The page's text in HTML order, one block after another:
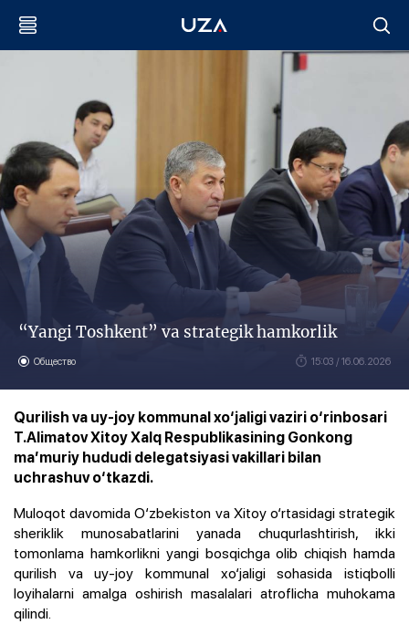
“Yangi Toshkent” va strategik hamkorlik
Общество 15:03 / 16.06.2026
Qurilish va uy-joy kommunal xo‘jaligi vaziri o‘rinbosari
T.Alimatov Xitoy Xalq Respublikasining Gonkong
ma’muriy hududi delegatsiyasi vakillari bilan
uchrashuv o‘tkazdi.
Muloqot davomida O‘zbekiston va Xitoy o‘rtasidagi strategik
sheriklik munosabatlarini yanada chuqurlashtirish, ikki
tomonlama hamkorlikni yangi bosqichga olib chiqish hamda
qurilish va uy-joy kommunal xo‘jaligi sohasida istiqbolli
loyihalarni amalga oshirish masalalari atroflicha muhokama
qilindi.